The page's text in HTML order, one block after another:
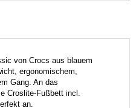
von Crocs aus blauem
ergonomischem,
Gang. An das
Croslite-Fußbett incl.
an.